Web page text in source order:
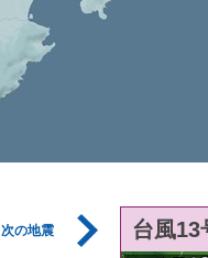
次の地震 台風13